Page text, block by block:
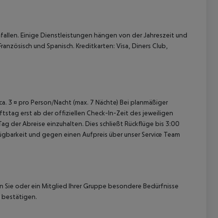
Einige Dienstleistungen hängen von der Jahreszeit und
und Spanisch. Kreditkarten: Visa, Diners Club,
3 ¤ pro Person/Nacht (max. 7 Nächte) Bei planmäßiger
erst ab der offiziellen Check-In-Zeit des jeweiligen
der Abreise einzuhalten. Dies schließt Rückflüge bis 3:00
und gegen einen Aufpreis über unser Service Team
oder ein Mitglied Ihrer Gruppe besondere Bedürfnisse
bestätigen.